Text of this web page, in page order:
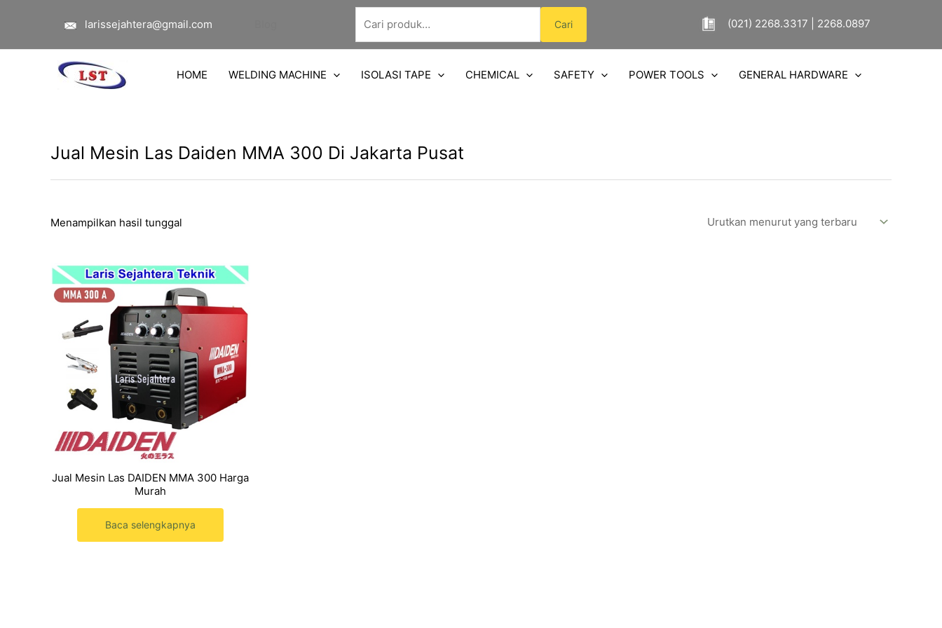
larissejahtera@gmail.com
Pencarian
untuk:
Cari (021) 2268.3317 | 2268.0897
HOME WELDING MACHINE ISOLASI TAPE CHEMICAL SAFETY POWER TOOLS GENERAL HARDWARE
Jual Mesin Las Daiden MMA 300 Di Jakarta Pusat
Menampilkan hasil tunggal
Jual Mesin Las DAIDEN MMA 300 Harga
Murah
Baca selengkapnya